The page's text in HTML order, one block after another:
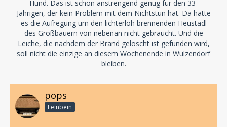
Hund. Das ist schon anstrengend genug für den 33-
Jährigen, der kein Problem mit dem Nichtstun hat. Da hätte
es die Aufregung um den lichterloh brennenden Heustadl
des Großbauern von nebenan nicht gebraucht. Und die
Leiche, die nachdem der Brand gelöscht ist gefunden wird,
soll nicht die einzige an diesem Wochenende in Wulzendorf
bleiben.
pops
Feinbein